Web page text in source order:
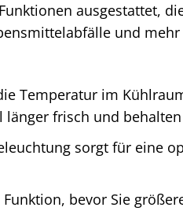
ausgestattet,
und
Temperatur im
frisch und
sorgt für eine
bevor Sie